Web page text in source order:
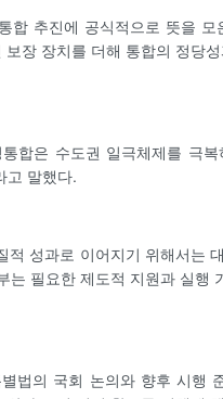
합 추진에 공식적으로 뜻을
장 장치를 더해 통합의 정당
합은 수도권 일극체제를 극
고 말했다.
적 성과로 이어지기 위해서는
는 필요한 제도적 지원과 실행
법의 국회 논의와 향후 시행